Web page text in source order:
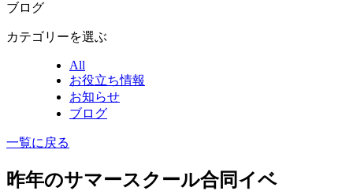
ブログ
カテゴリーを選ぶ
All
お役立ち情報
お知らせ
ブログ
一覧に戻る
昨年のサマースクール合同イベ